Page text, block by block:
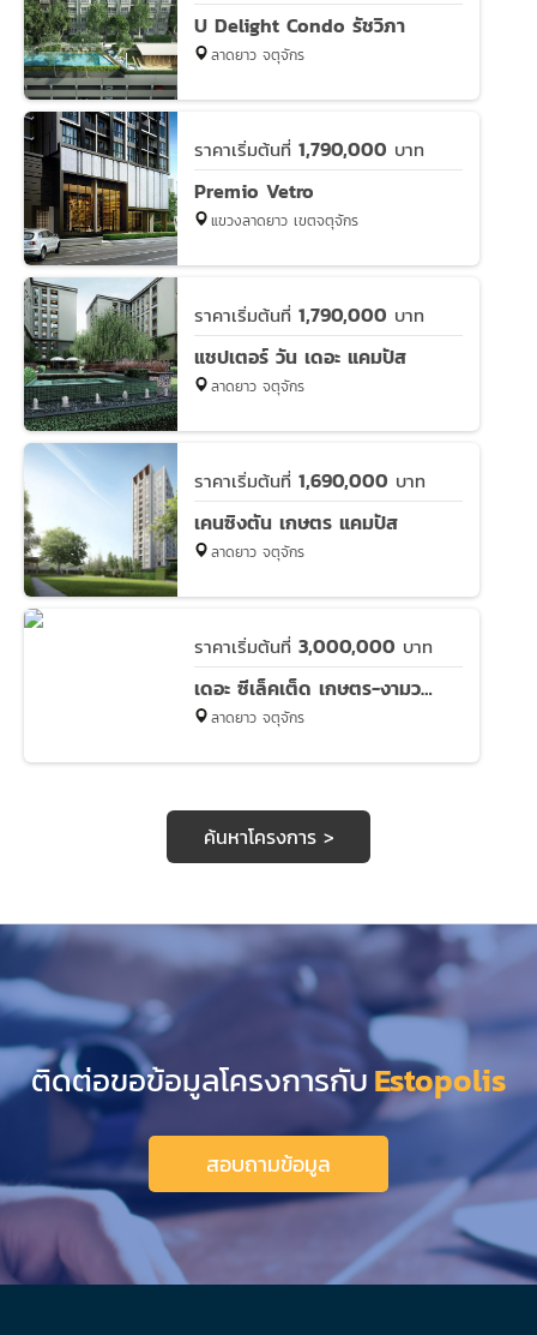
U Delight Condo รัชวิภา
ลาดยาว จตุจักร
ราคาเริ่มต้นที่ 1,790,000 บาท
Premio Vetro
แขวงลาดยาว เขตจตุจักร
ราคาเริ่มต้นที่ 1,790,000 บาท
แชปเตอร์ วัน เดอะ แคมปัส
ลาดยาว จตุจักร
ราคาเริ่มต้นที่ 1,690,000 บาท
เคนซิงตัน เกษตร แคมปัส
ลาดยาว จตุจักร
ราคาเริ่มต้นที่ 3,000,000 บาท
เดอะ ซีเล็คเต็ด เกษตร-งามวงศ์วาน
ลาดยาว จตุจักร
ค้นหาโครงการ >
ติดต่อขอข้อมูลโครงการกับEstopolis
สอบถามข้อมูล